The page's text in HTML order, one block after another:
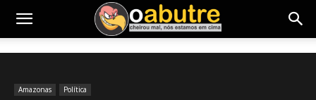
Amazonas Política